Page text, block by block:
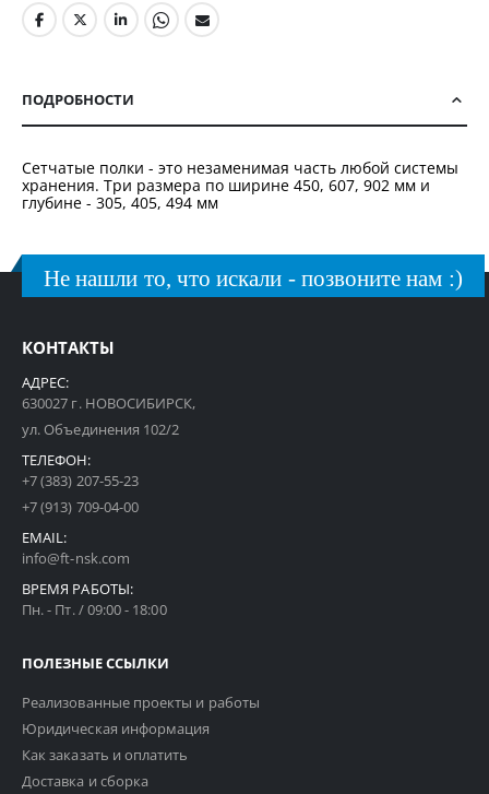
ПОДРОБНОСТИ
Сетчатые полки - это незаменимая часть любой системы
хранения. Три размера по ширине 450, 607, 902 мм и
глубине - 305, 405, 494 мм
Не нашли то, что искали - позвоните нам :)
КОНТАКТЫ
АДРЕС:
630027 г. НОВОСИБИРСК,
ул. Объединения 102/2
ТЕЛЕФОН:
+7 (383) 207-55-23
+7 (913) 709-04-00
EMAIL:
info@ft-nsk.com
ВРЕМЯ РАБОТЫ:
Пн. - Пт. / 09:00 - 18:00
ПОЛЕЗНЫЕ ССЫЛКИ
Реализованные проекты и работы
Юридическая информация
Как заказать и оплатить
Доставка и сборка